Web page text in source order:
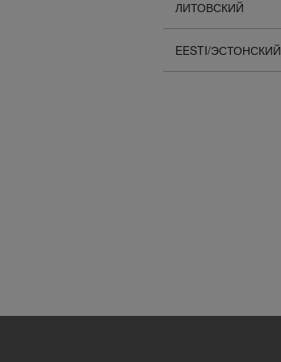
ЛИТОВСКИЙ
EESTI/ЭСТОНСКИЙ